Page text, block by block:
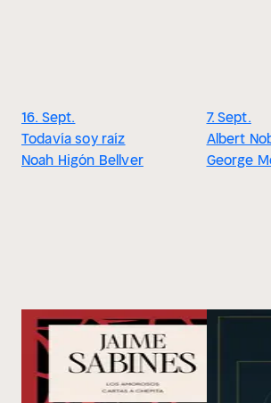
16. Sept.
Todavía soy raíz
Noah Higón Bellver
7. Sept.
Albert
George